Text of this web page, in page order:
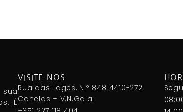
É
VISITE-NOS
Rua das Lages, N.º 848 4410-272
Canelas – V.N.Gaia